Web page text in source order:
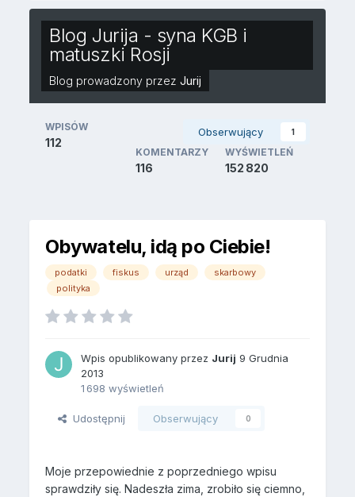
Blog Jurija - syna KGB i
matuszki Rosji
Blog prowadzony przezJurij
Obserwujący 1
WPISÓW
112
KOMENTARZY
116
WYŚWIETLEŃ
152 820
Obywatelu, idą po Ciebie!
podatki fiskus urząd
skarbowy
polityka
Wpis opublikowany przez Jurij 9 Grudnia
2013
1 698 wyświetleń
Udostępnij Obserwujący 0
Moje przepowiednie z poprzedniego wpisu
sprawdziły się. Nadeszła zima, zrobiło się ciemno,